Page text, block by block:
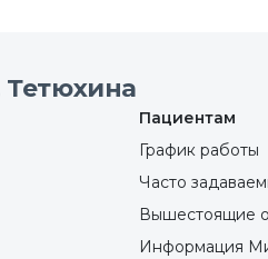
Пациентам
График работы
Часто
Вышестоящие
Информация